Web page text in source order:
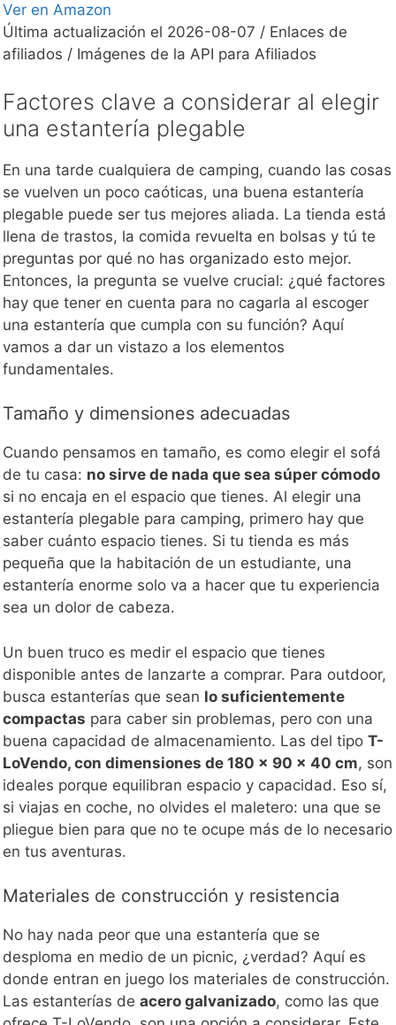
Ver en Amazon
Última actualización el 2026-08-07 / Enlaces de
afiliados / Imágenes de la API para Afiliados
Factores clave a considerar al elegir
una estantería plegable
En una tarde cualquiera de camping, cuando las cosas
se vuelven un poco caóticas, una buena estantería
plegable puede ser tus mejores aliada. La tienda está
llena de trastos, la comida revuelta en bolsas y tú te
preguntas por qué no has organizado esto mejor.
Entonces, la pregunta se vuelve crucial: ¿qué factores
hay que tener en cuenta para no cagarla al escoger
una estantería que cumpla con su función? Aquí
vamos a dar un vistazo a los elementos
fundamentales.
Tamaño y dimensiones adecuadas
Cuando pensamos en tamaño, es como elegir el sofá
de tu casa: no sirve de nada que sea súper cómodo
si no encaja en el espacio que tienes. Al elegir una
estantería plegable para camping, primero hay que
saber cuánto espacio tienes. Si tu tienda es más
pequeña que la habitación de un estudiante, una
estantería enorme solo va a hacer que tu experiencia
sea un dolor de cabeza.
Un buen truco es medir el espacio que tienes
disponible antes de lanzarte a comprar. Para outdoor,
busca estanterías que sean lo suficientemente
compactas para caber sin problemas, pero con una
buena capacidad de almacenamiento. Las del tipo T-
LoVendo, con dimensiones de 180 x 90 x 40 cm, son
ideales porque equilibran espacio y capacidad. Eso sí,
si viajas en coche, no olvides el maletero: una que se
pliegue bien para que no te ocupe más de lo necesario
en tus aventuras.
Materiales de construcción y resistencia
No hay nada peor que una estantería que se
desploma en medio de un picnic, ¿verdad? Aquí es
donde entran en juego los materiales de construcción.
Las estanterías de acero galvanizado, como las que